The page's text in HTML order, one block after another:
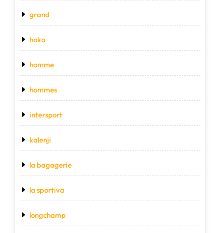
grand
hoka
homme
hommes
intersport
kalenji
la bagagerie
la sportiva
longchamp